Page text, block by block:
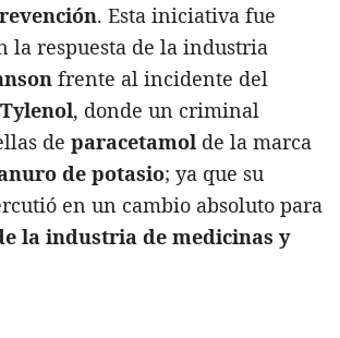
. Esta iniciativa fue
la respuesta de la industria
frente al incidente del
, donde un criminal
de paracetamol de la marca
de potasio; ya que su
en un cambio absoluto para
la industria de medicinas y